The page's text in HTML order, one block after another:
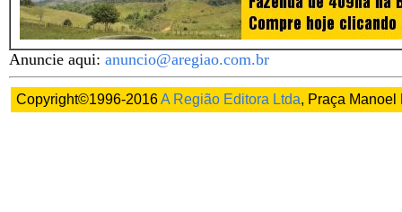
Anuncie aqui: anuncio@aregiao.com.br
Copyright©1996-2016A Região Editora Ltda, Praça Manoel